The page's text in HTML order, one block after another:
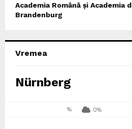
Academia Română și Academia
Brandenburg
Vremea
Nürnberg
% 0%